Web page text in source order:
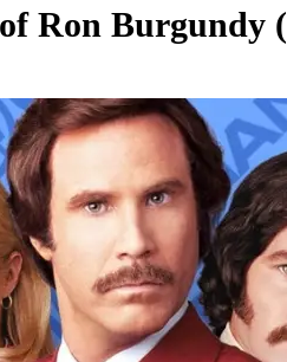
Ron